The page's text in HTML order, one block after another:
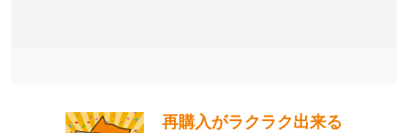
再購入がラクラク出来る